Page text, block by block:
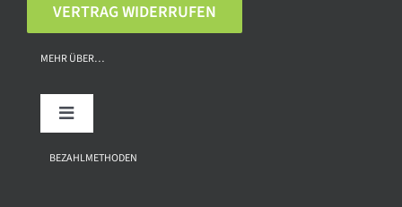
VERTRAG WIDERRUFEN
MEHR ÜBER…
Toggle
Über uns
BEZAHLMETHODEN